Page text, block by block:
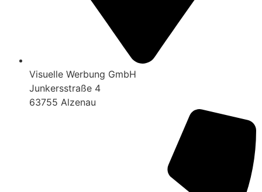
Visuelle Werbung GmbH
Junkersstraße 4
63755 Alzenau